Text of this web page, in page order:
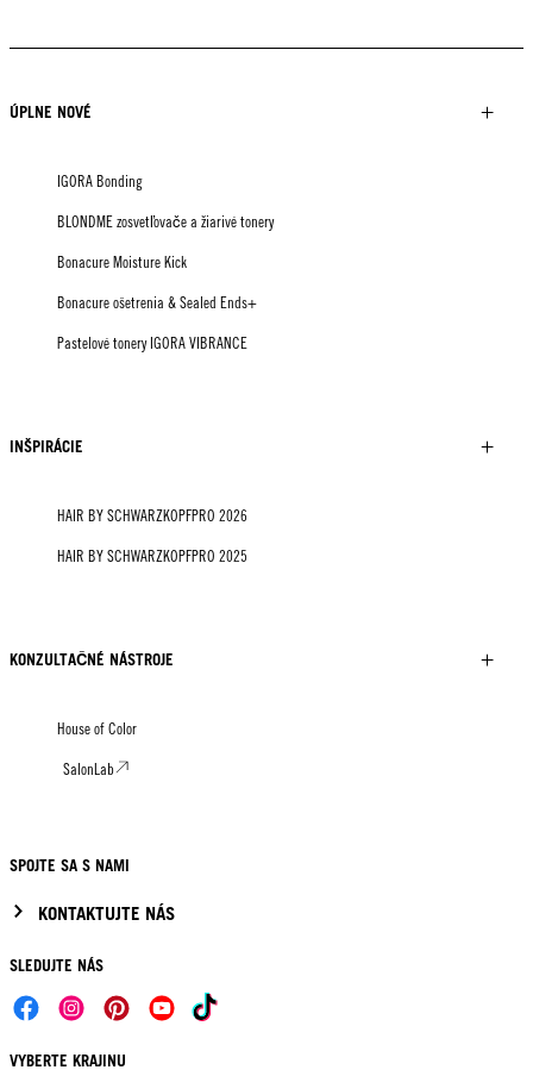
ÚPLNE NOVÉ
IGORA Bonding
BLONDME zosvetľovače a žiarivé tonery
Bonacure Moisture Kick
Bonacure ošetrenia & Sealed Ends+
Pastelové tonery IGORA VIBRANCE
INŠPIRÁCIE
HAIR BY SCHWARZKOPFPRO 2026
HAIR BY SCHWARZKOPFPRO 2025
KONZULTAČNÉ NÁSTROJE
House of Color
SalonLab
SPOJTE SA S NAMI
KONTAKTUJTE NÁS
SLEDUJTE NÁS
VYBERTE KRAJINU